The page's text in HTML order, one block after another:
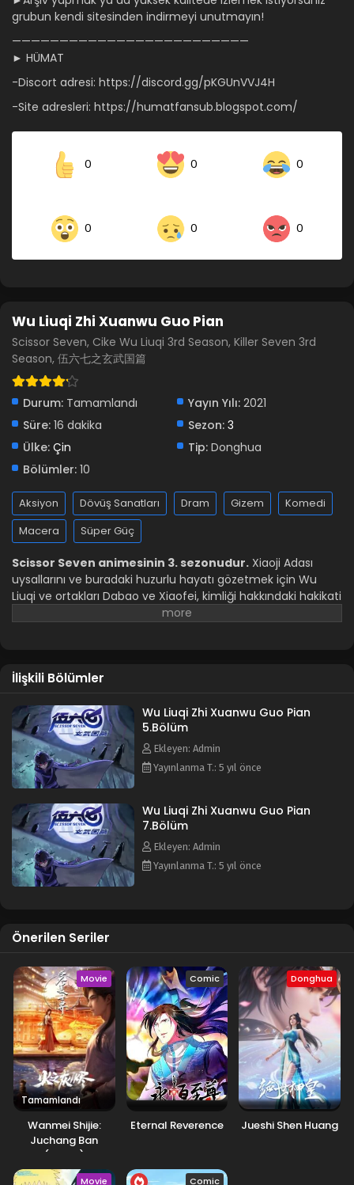
grubun kendi sitesinden indirmeyi unutmayın!
—————————————————————————
► HÜMAT
-Discort adresi: https://discord.gg/pKGUnVVJ4H
-Site adresleri: https://humatfansub.blogspot.com/
0 0 0
0 0 0
Wu Liuqi Zhi Xuanwu Guo Pian
Scissor Seven, Cike Wu Liuqi 3rd Season, Killer Seven 3rd
Season, 伍六七之玄武国篇
Durum: Tamamlandı Yayın Yılı: 2021
Süre: 16 dakika Sezon: 3
Ülke: Çin Tip: Donghua
Bölümler: 10
Aksiyon Dövüş Sanatları Dram Gizem
Komedi
Macera
Süper Güç
Scissor Seven animesinin 3. sezonudur. Xiaoji Adası
uysallarını ve buradaki huzurlu hayatı gözetmek için Wu
Liuqi ve ortakları Dabao ve Xiaofei, kimliği hakkındaki hakikati
ve adayı kurtarmanın bir yolunu bulmak için Xuanwu
İlişkili Bölümler
Wu Liuqi Zhi Xuanwu Guo Pian
5.Bölüm
Ekleyen: Admin
Yayınlanma T.: 5 yıl önce
Wu Liuqi Zhi Xuanwu Guo Pian
7.Bölüm
Ekleyen: Admin
Yayınlanma T.: 5 yıl önce
Önerilen Seriler
Movie
Tamamlandı
Wanmei Shijie:
Juchang Ban
(Movie)
Comic
Eternal Reverence
Donghua
Jueshi Shen Huang
Movie Comic